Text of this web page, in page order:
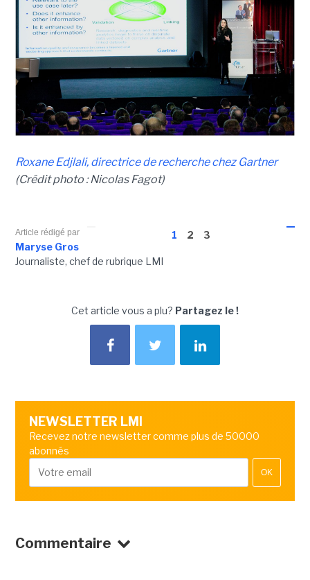
Roxane Edjlali, directrice de recherche chez Gartner
(Crédit photo : Nicolas Fagot)
1 2 3
Article rédigé par
Maryse Gros
Journaliste, chef de rubrique LMI
Cet article vous a plu? Partagez le !
NEWSLETTER LMI
Recevez notre newsletter comme plus de 50000
abonnés
OK
Commentaire